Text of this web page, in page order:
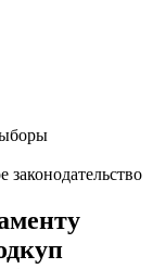
законодательство